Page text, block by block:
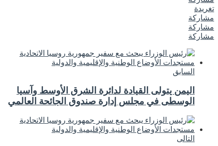
تغريدة
مشاركة
مشاركة
مشاركة
السابق
اليمن يتولى القيادة لدائرة الشرق الأوسط وآسيا
الوسطى في مجلس إدارة صندوق الجائحة العالمي
التالى